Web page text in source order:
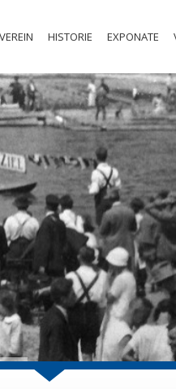
HISTORIE EXPONATE